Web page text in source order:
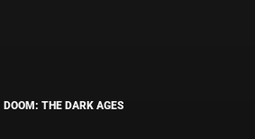
DOOM: THE DARK AGES